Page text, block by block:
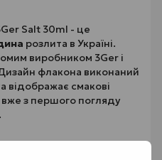
Salt 30ml - це
розлита в Україні.
виробником 3Ger і
флакона виконаний
відображає смакові
з першого погляду